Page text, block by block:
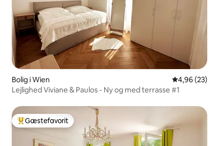
Bolig i Wien 4,96 ud af 5 i
4,96 (23)
Lejlighed Viviane & Paulos - Ny og med terrasse #1
Bedste gæstefavorit
Gæstefavorit